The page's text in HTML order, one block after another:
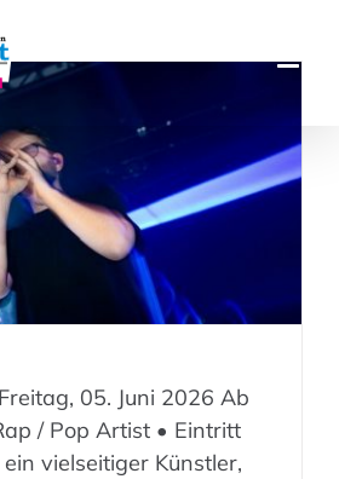
05. Juni 2026 Ab
/ Pop Artist • Eintritt
vielseitiger Künstler,